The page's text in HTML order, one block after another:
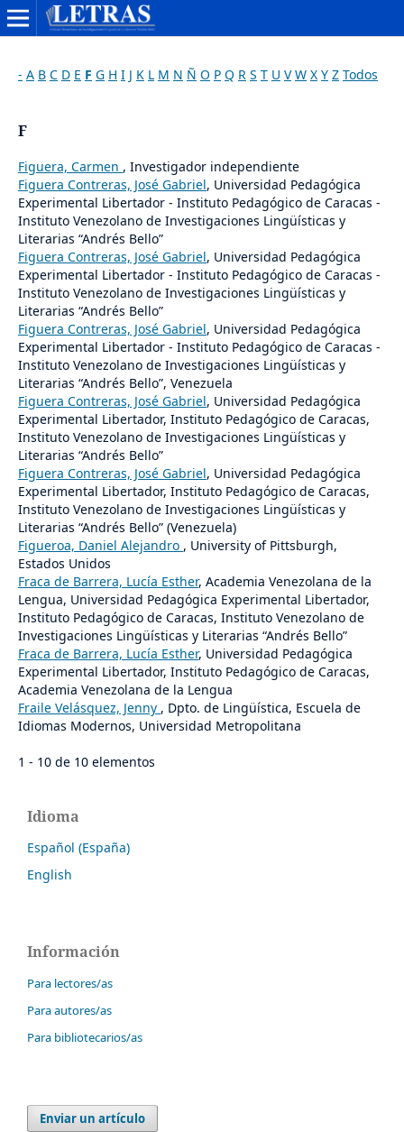
- A B C D E F G H I J K L M N Ñ O P Q R S T U V W X Y Z Todos
F
Figuera, Carmen , Investigador independiente
Figuera Contreras, José Gabriel, Universidad Pedagógica
Experimental Libertador - Instituto Pedagógico de Caracas -
Instituto Venezolano de Investigaciones Lingüísticas y
Literarias “Andrés Bello”
Figuera Contreras, José Gabriel, Universidad Pedagógica
Experimental Libertador - Instituto Pedagógico de Caracas -
Instituto Venezolano de Investigaciones Lingüísticas y
Literarias “Andrés Bello”
Figuera Contreras, José Gabriel, Universidad Pedagógica
Experimental Libertador - Instituto Pedagógico de Caracas -
Instituto Venezolano de Investigaciones Lingüísticas y
Literarias “Andrés Bello”, Venezuela
Figuera Contreras, José Gabriel, Universidad Pedagógica
Experimental Libertador, Instituto Pedagógico de Caracas,
Instituto Venezolano de Investigaciones Lingüísticas y
Literarias “Andrés Bello”
Figuera Contreras, José Gabriel, Universidad Pedagógica
Experimental Libertador, Instituto Pedagógico de Caracas,
Instituto Venezolano de Investigaciones Lingüísticas y
Literarias “Andrés Bello” (Venezuela)
Figueroa, Daniel Alejandro , University of Pittsburgh,
Estados Unidos
Fraca de Barrera, Lucía Esther, Academia Venezolana de la
Lengua, Universidad Pedagógica Experimental Libertador,
Instituto Pedagógico de Caracas, Instituto Venezolano de
Investigaciones Lingüísticas y Literarias “Andrés Bello”
Fraca de Barrera, Lucía Esther, Universidad Pedagógica
Experimental Libertador, Instituto Pedagógico de Caracas,
Academia Venezolana de la Lengua
Fraile Velásquez, Jenny , Dpto. de Lingüística, Escuela de
Idiomas Modernos, Universidad Metropolitana
1 - 10 de 10 elementos
Idioma
Español (España)
English
Información
Para lectores/as
Para autores/as
Para bibliotecarios/as
Enviar un artículo